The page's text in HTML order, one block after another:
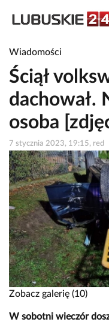
Wiadomości
Ściął
dachował.
osoba
7 stycznia 2023, 19:15, red
Zobacz galerię (10)
W sobotni wieczór